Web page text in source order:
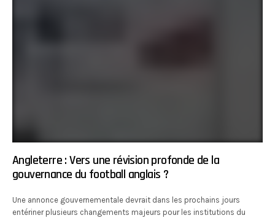
Angleterre : Vers une révision profonde de la
gouvernance du football anglais ?
Une annonce gouvernementale devrait dans les prochains jours
entériner plusieurs changements majeurs pour les institutions du